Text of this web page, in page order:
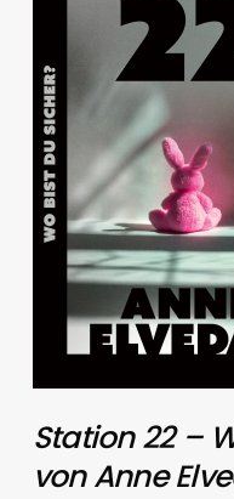
Station 22 –
von Anne